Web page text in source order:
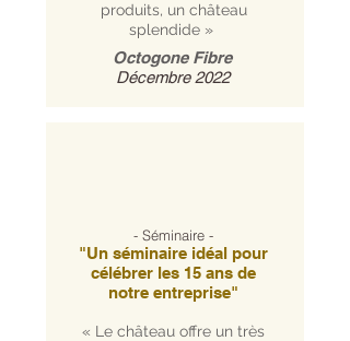
produits, un château
splendide »
Octogone Fibre
Décembre 2022
- Séminaire -
​"Un séminaire idéal pour
célébrer les 15 ans de
notre entreprise"
« Le château offre un très